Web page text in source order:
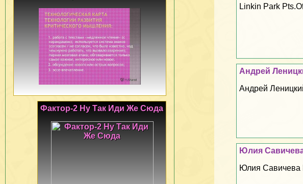
Linkin Park
Андрей
Андрей
Юлия
Юлия Савичева
Фактор-2 Ну Так Иди Же Сюда